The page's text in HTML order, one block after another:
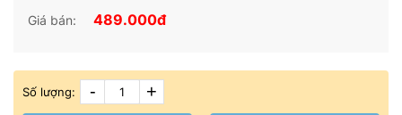
Giá bán: 489.000đ
Số lượng: - +